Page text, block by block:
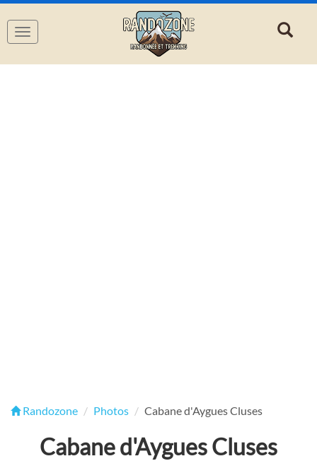
Navigation
Randozone Photos Cabane d'Aygues Cluses
Cabane d'Aygues Cluses